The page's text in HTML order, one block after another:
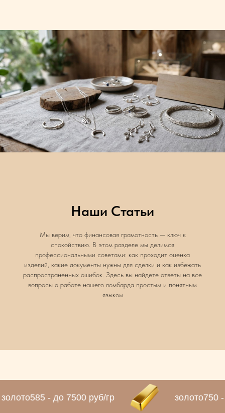
Наши Статьи
Мы верим, что финансовая грамотность — ключ к
спокойствию. В этом разделе мы делимся
профессиональными советами: как проходит оценка
изделий, какие документы нужны для сделки и как избежать
распространенных ошибок. Здесь вы найдете ответы на все
вопросы о работе нашего ломбарда простым и понятным
языком
золото585 - до 7500 руб/гр